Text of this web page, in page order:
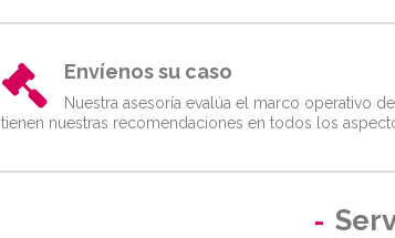
Envíenos su caso
Nuestra asesoría evalúa el marco operativo
tienen nuestras recomendaciones en todos los